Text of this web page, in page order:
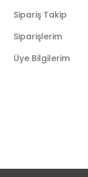
Sipariş Takip
Siparişlerim
Üye Bilgilerim